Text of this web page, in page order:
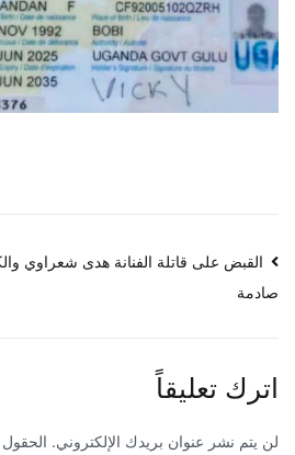
تصفّح
المقالات
القبض على قاتلة الفنانة هدى شعراوي
صادمة
اترك تعليقاً
لن يتم نشر عنوان بريدك الإلكتروني. الحقول